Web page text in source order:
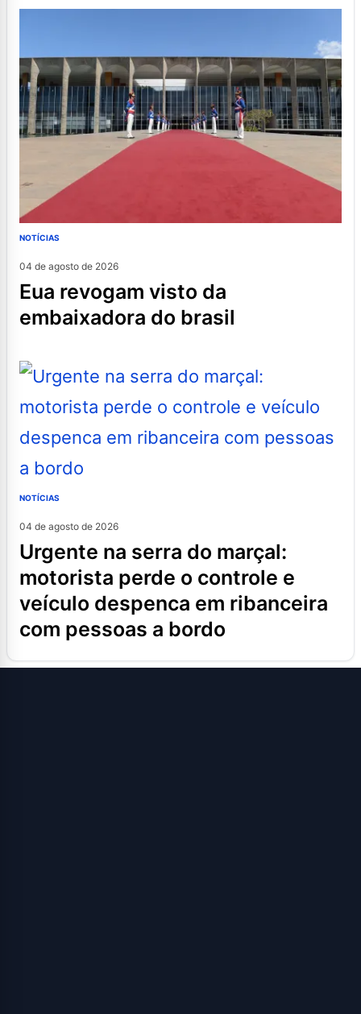
NOTÍCIAS
04 de agosto de 2026
eua revogam visto da
embaixadora do brasil
NOTÍCIAS
04 de agosto de 2026
urgente na serra do marçal:
motorista perde o controle e
veículo despenca em ribanceira
com pessoas a bordo